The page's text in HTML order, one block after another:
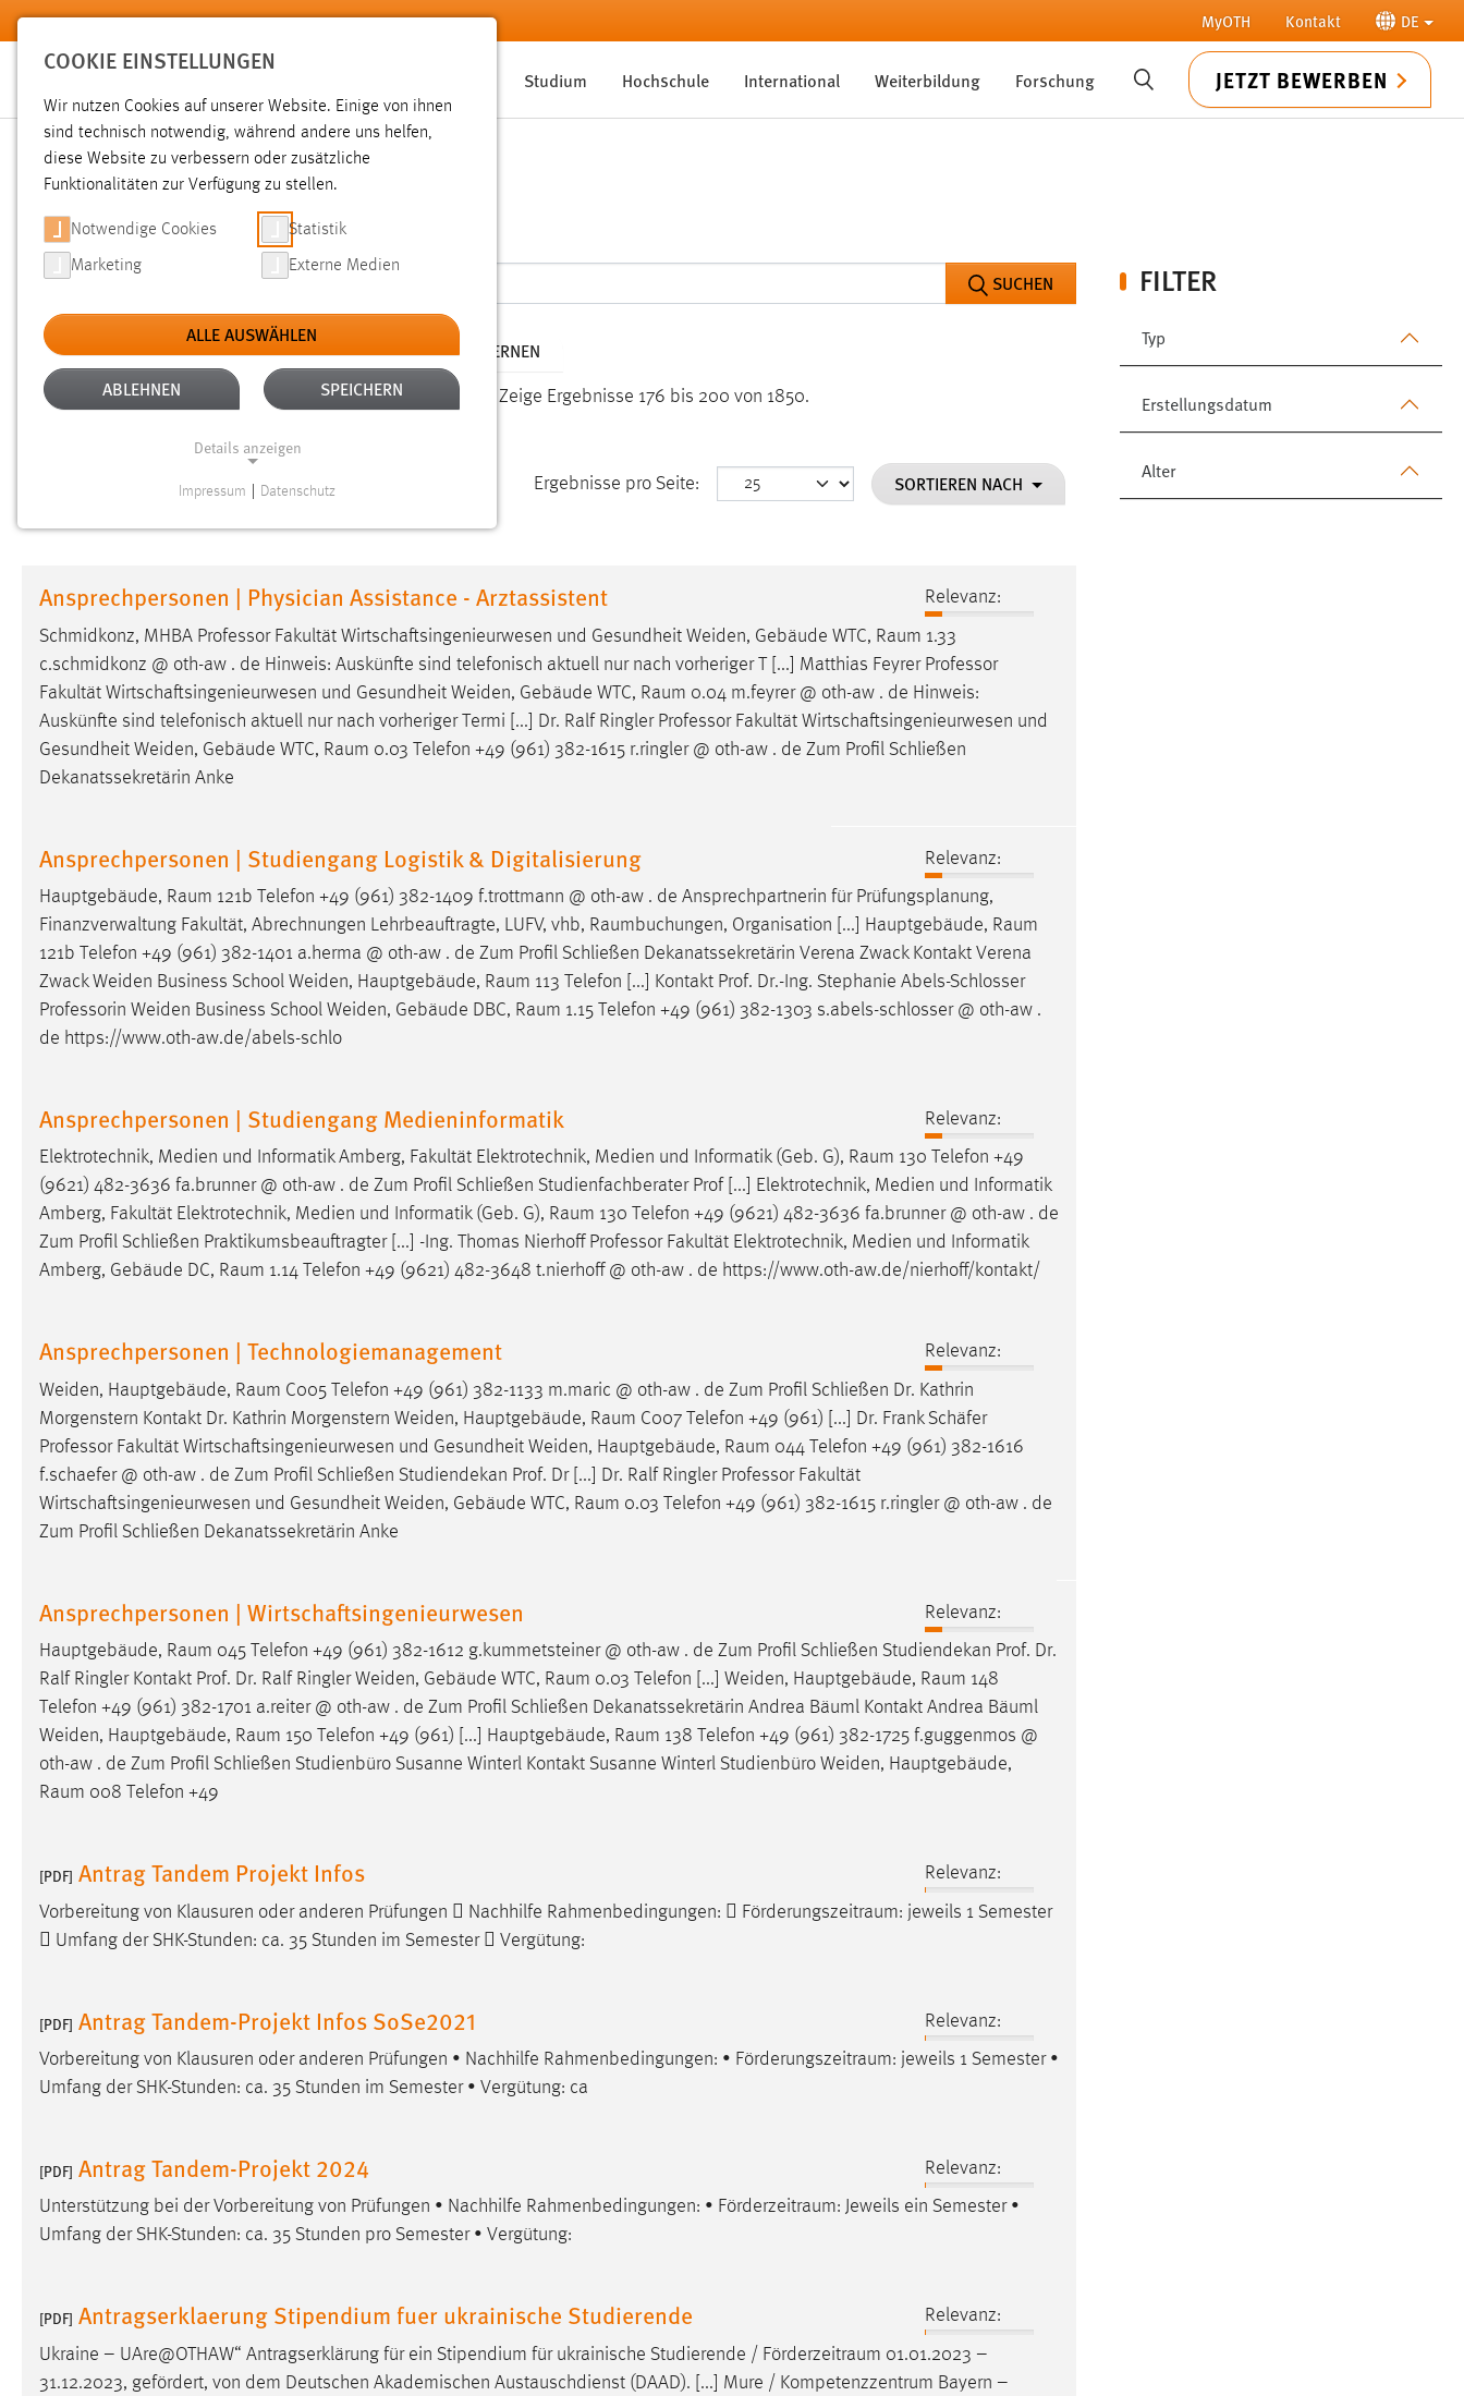
Zum Hauptinhalt springen MyOTH Kontakt DE
Studium Hochschule International Weiterbildung Forschung SUCHE JETZT BEWERBEN
SUCHE
FILTER
Typ
Erstellungsdatum
Alter
SUCHEN
Aktive Filter: ALTER: ÜBER EIN JAHR ALLE FILTER ENTFERNEN
Gesucht nach "raum". Es wurden 1850 Ergebnisse gefunden. Zeige Ergebnisse 176 bis 200 von 1850.
Ergebnisse pro Seite: SORTIEREN NACH
Ansprechpersonen | Physician Assistance - Arztassistent
Relevanz:
Schmidkonz, MHBA Professor Fakultät Wirtschaftsingenieurwesen und Gesundheit Weiden, Gebäude WTC, Raum 1.33
c.schmidkonz @ oth-aw . de Hinweis: Auskünfte sind telefonisch aktuell nur nach vorheriger T [...] Matthias Feyrer Professor
Fakultät Wirtschaftsingenieurwesen und Gesundheit Weiden, Gebäude WTC, Raum 0.04 m.feyrer @ oth-aw . de Hinweis:
Auskünfte sind telefonisch aktuell nur nach vorheriger Termi [...] Dr. Ralf Ringler Professor Fakultät Wirtschaftsingenieurwesen und
Gesundheit Weiden, Gebäude WTC, Raum 0.03 Telefon +49 (961) 382-1615 r.ringler @ oth-aw . de Zum Profil Schließen
Dekanatssekretärin Anke
Ansprechpersonen | Studiengang Logistik & Digitalisierung
Relevanz:
Hauptgebäude, Raum 121b Telefon +49 (961) 382-1409 f.trottmann @ oth-aw . de Ansprechpartnerin für Prüfungsplanung,
Finanzverwaltung Fakultät, Abrechnungen Lehrbeauftragte, LUFV, vhb, Raumbuchungen, Organisation [...] Hauptgebäude, Raum
121b Telefon +49 (961) 382-1401 a.herma @ oth-aw . de Zum Profil Schließen Dekanatssekretärin Verena Zwack Kontakt Verena
Zwack Weiden Business School Weiden, Hauptgebäude, Raum 113 Telefon [...] Kontakt Prof. Dr.-Ing. Stephanie Abels-Schlosser
Professorin Weiden Business School Weiden, Gebäude DBC, Raum 1.15 Telefon +49 (961) 382-1303 s.abels-schlosser @ oth-aw .
de https://www.oth-aw.de/abels-schlo
Ansprechpersonen | Studiengang Medieninformatik
Relevanz:
Elektrotechnik, Medien und Informatik Amberg, Fakultät Elektrotechnik, Medien und Informatik (Geb. G), Raum 130 Telefon +49
(9621) 482-3636 fa.brunner @ oth-aw . de Zum Profil Schließen Studienfachberater Prof [...] Elektrotechnik, Medien und Informatik
Amberg, Fakultät Elektrotechnik, Medien und Informatik (Geb. G), Raum 130 Telefon +49 (9621) 482-3636 fa.brunner @ oth-aw . de
Zum Profil Schließen Praktikumsbeauftragter [...] -Ing. Thomas Nierhoff Professor Fakultät Elektrotechnik, Medien und Informatik
Amberg, Gebäude DC, Raum 1.14 Telefon +49 (9621) 482-3648 t.nierhoff @ oth-aw . de https://www.oth-aw.de/nierhoff/kontakt/
Ansprechpersonen | Technologiemanagement
Relevanz:
Weiden, Hauptgebäude, Raum C005 Telefon +49 (961) 382-1133 m.maric @ oth-aw . de Zum Profil Schließen Dr. Kathrin
Morgenstern Kontakt Dr. Kathrin Morgenstern Weiden, Hauptgebäude, Raum C007 Telefon +49 (961) [...] Dr. Frank Schäfer
Professor Fakultät Wirtschaftsingenieurwesen und Gesundheit Weiden, Hauptgebäude, Raum 044 Telefon +49 (961) 382-1616
f.schaefer @ oth-aw . de Zum Profil Schließen Studiendekan Prof. Dr [...] Dr. Ralf Ringler Professor Fakultät
Wirtschaftsingenieurwesen und Gesundheit Weiden, Gebäude WTC, Raum 0.03 Telefon +49 (961) 382-1615 r.ringler @ oth-aw . de
Zum Profil Schließen Dekanatssekretärin Anke
Ansprechpersonen | Wirtschaftsingenieurwesen
Relevanz:
Hauptgebäude, Raum 045 Telefon +49 (961) 382-1612 g.kummetsteiner @ oth-aw . de Zum Profil Schließen Studiendekan Prof. Dr.
Ralf Ringler Kontakt Prof. Dr. Ralf Ringler Weiden, Gebäude WTC, Raum 0.03 Telefon [...] Weiden, Hauptgebäude, Raum 148
Telefon +49 (961) 382-1701 a.reiter @ oth-aw . de Zum Profil Schließen Dekanatssekretärin Andrea Bäuml Kontakt Andrea Bäuml
Weiden, Hauptgebäude, Raum 150 Telefon +49 (961) [...] Hauptgebäude, Raum 138 Telefon +49 (961) 382-1725 f.guggenmos @
oth-aw . de Zum Profil Schließen Studienbüro Susanne Winterl Kontakt Susanne Winterl Studienbüro Weiden, Hauptgebäude,
Raum 008 Telefon +49
[PDF] Antrag Tandem Projekt Infos
Relevanz:
Vorbereitung von Klausuren oder anderen Prüfungen  Nachhilfe Rahmenbedingungen: 
Förderungszeitraum: jeweils 1 Semester
 Umfang der SHK-Stunden: ca. 35 Stunden im Semester  Vergütung:
[PDF] Antrag Tandem-Projekt Infos SoSe2021
Relevanz:
Vorbereitung von Klausuren oder anderen Prüfungen • Nachhilfe Rahmenbedingungen: • Förderungszeitraum: jeweils 1 Semester •
Umfang der SHK-Stunden: ca. 35 Stunden im Semester • Vergütung: ca
[PDF] Antrag Tandem-Projekt 2024
Relevanz:
Unterstützung bei der Vorbereitung von Prüfungen • Nachhilfe Rahmenbedingungen: • Förderzeitraum: Jeweils ein Semester •
Umfang der SHK-Stunden: ca. 35 Stunden pro Semester • Vergütung:
[PDF] Antragserklaerung Stipendium fuer ukrainische Studierende
Relevanz:
Ukraine – UAre@OTHAW“ Antragserklärung für ein Stipendium für ukrainische Studierende / Förderzeitraum 01.01.2023 –
31.12.2023, gefördert, von dem Deutschen Akademischen Austauschdienst (DAAD). [...] Mure / Kompetenzzentrum Bayern –
COOKIE EINSTELLUNGEN
Wir nutzen Cookies auf unserer Website. Einige von ihnen
sind technisch notwendig, während andere uns helfen,
diese Website zu verbessern oder zusätzliche
Funktionalitäten zur Verfügung zu stellen.
Notwendige Cookies Statistik
Marketing Externe Medien
ALLE AUSWÄHLEN
ABLEHNEN SPEICHERN
Details anzeigen
Website erforderlich.
Einverständnis
Name: cookie_consent
ausgewählten Einverständnis-Optionen
des Benutzers
Performance
Name: staticfilecache
Zweck:
Für performante Seitenauslieferung wird
in diesem Cookie gespeichert, ob man
eingeloggt ist.
Name: site-language-preference
Zweck:
Das Cookie speichert die gewählte
Sprache der Website.
Cookie Laufzeit: 30 Tage
mibew_locale, mibew-chat-frame-style-
5e9dbeb1811c0446
Zweck:
Wird benötigt um die Chatfunktion
nutzen zu können.
Cookie Laufzeit:
style-5e9dbeb1811c0446 =
Sitzungslaufzeit, mibew_locale = 3
Login
Name:
Zweck:
Dieser Cookie ist notwendig um sich an
der Website einloggen zu können.
Cookie Laufzeit: 24 Stunden
STATISTIK
Diese Informationen helfen uns zu verstehen, wie
unsere Besucher unsere Website nutzen.
Zweck: Zugriffsstatistik
MARKETING
Marketing Cookies werden von Drittanbietern
hinweg verfolgen.
Google Ads
Impressum Datenschutz